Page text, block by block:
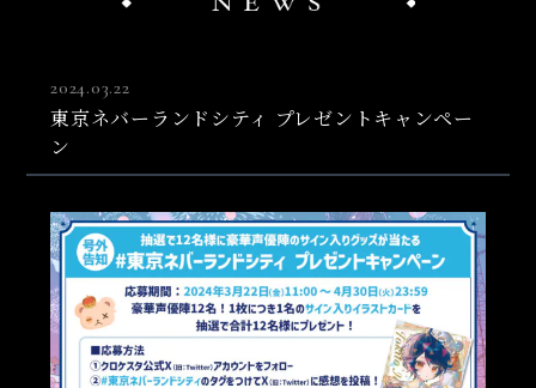
2024.03.22
東京ネバーランドシティ プレゼントキャンペー
ン